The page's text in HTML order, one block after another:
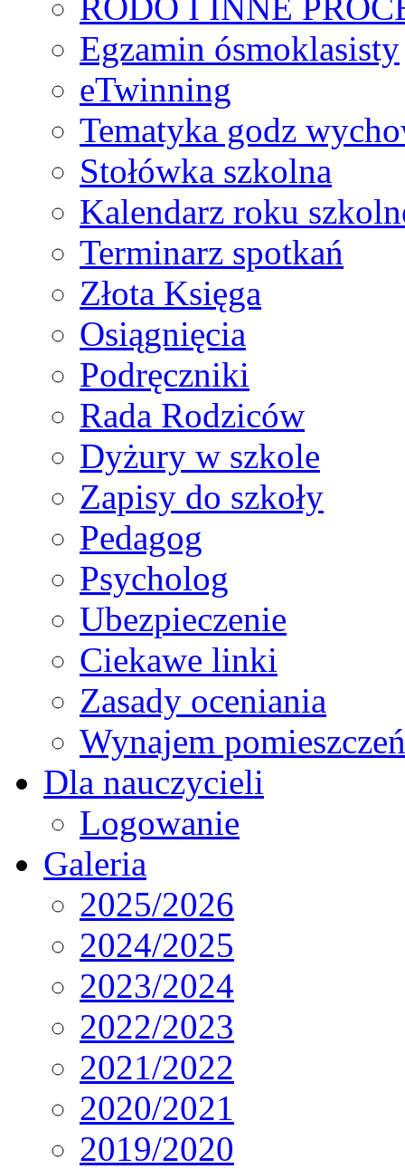
Egzamin ósmoklasisty
eTwinning
Tematyka godz
Stołówka szkolna
Kalendarz roku
Terminarz spotkań
Złota Księga
Osiągnięcia
Podręczniki
Rada Rodziców
Dyżury w szkole
Zapisy do szkoły
Pedagog
Psycholog
Ubezpieczenie
Ciekawe linki
Zasady oceniania
Wynajem pomieszczeń
Dla nauczycieli
Logowanie
Galeria
2025/2026
2024/2025
2023/2024
2022/2023
2021/2022
2020/2021
2019/2020